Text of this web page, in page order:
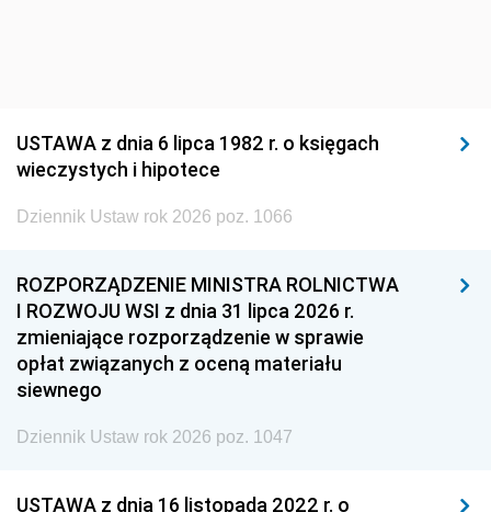
USTAWA z dnia 6 lipca 1982 r. o księgach
wieczystych i hipotece
Dziennik Ustaw rok 2026 poz. 1066
ROZPORZĄDZENIE MINISTRA ROLNICTWA
I ROZWOJU WSI z dnia 31 lipca 2026 r.
zmieniające rozporządzenie w sprawie
opłat związanych z oceną materiału
siewnego
Dziennik Ustaw rok 2026 poz. 1047
USTAWA z dnia 16 listopada 2022 r. o